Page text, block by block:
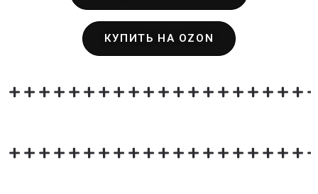
КУПИТЬ НА OZON